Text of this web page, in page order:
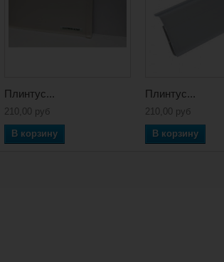
Плинтус...
210,00 руб
В корзину
Плинтус...
210,00 руб
В корзину